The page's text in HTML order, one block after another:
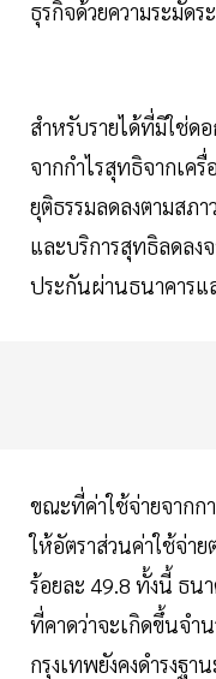
ธุรกิจด้วยความระมัดร
สำหรับรายได้ที่มิใช่ด
จากกำไรสุทธิจากเครื่
ยุติธรรมลดลงตามสภา
และบริการสุทธิลดลง
ประกันผ่านธนาคารแ
ขณะที่ค่าใช้จ่ายจากก
ให้อัตราส่วนค่าใช้จ่า
ร้อยละ 49.8 ทั้งนี้ ธน
ที่คาดว่าจะเกิดขึ้นจำ
กรุงเทพยังคงดำรงฐา